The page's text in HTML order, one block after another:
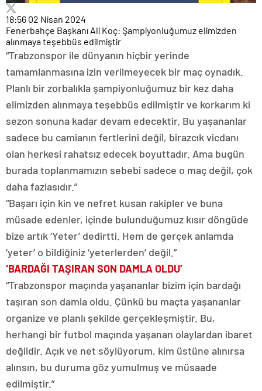
18:56 02 Nisan 2024
Fenerbahçe Başkanı Ali Koç: Şampiyonluğumuz elimizden
alınmaya teşebbüs edilmiştir
“Trabzonspor ile dünyanın hiçbir yerinde
tamamlanmasına izin verilmeyecek bir maç oynadık.
Planlı bir zorbalıkla şampiyonluğumuz bir kez daha
elimizden alınmaya teşebbüs edilmiştir ve korkarım ki
sezon sonuna kadar devam edecektir. Bu yaşananlar
sadece bu camianın fertlerini değil, birazcık vicdanı
olan herkesi rahatsız edecek boyuttadır. Ama bugün
burada toplanmamızın sebebi sadece o maç değil, çok
daha fazlasıdır.”
“Başarı için kin ve nefret kusan rakipler ve buna
müsade edenler, içinde bulunduğumuz kısır döngüde
bize artık ‘Yeter’ dedirtti. Hem de gerçek anlamda
‘yeter’ o bildiğiniz ‘yeterlerden’ değil.”
‘BARDAĞI TAŞIRAN SON DAMLA OLDU’
“Trabzonspor maçında yaşananlar bizim için bardağı
taşıran son damla oldu. Çünkü bu maçta yaşananlar
organize ve planlı şekilde gerçekleşmiştir. Bu,
herhangi bir futbol maçında yaşanan olaylardan ibaret
değildir. Açık ve net söylüyorum, kim üstüne alınırsa
alınsın, bu duruma göz yumulmuş ve müsaade
edilmiştir.”